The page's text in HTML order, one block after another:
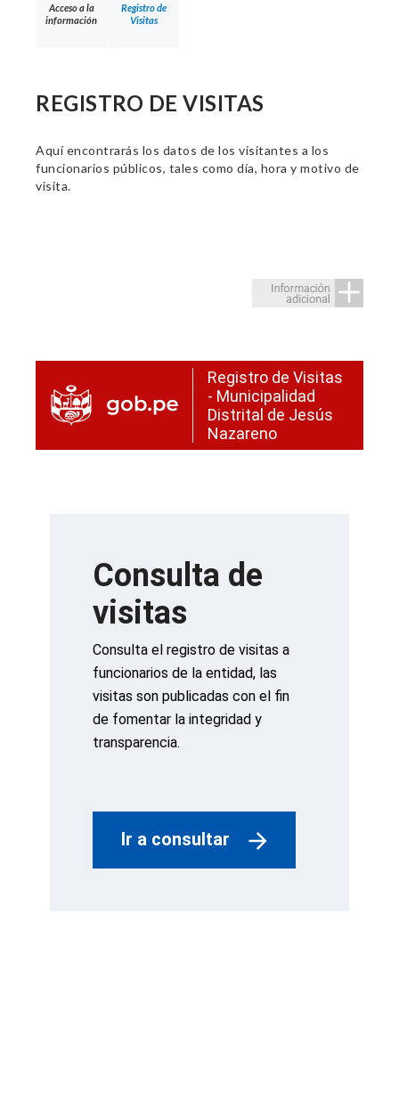
Acceso a la
información
Registro de
Visitas
REGISTRO DE VISITAS
Aquí encontrarás los datos de los visitantes a los
funcionarios públicos, tales como día, hora y motivo de
visita.